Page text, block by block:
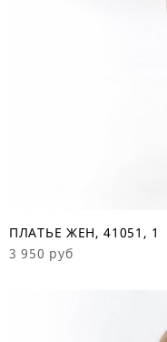
ПЛАТЬЕ ЖЕН, 41051, 1
3 950 руб